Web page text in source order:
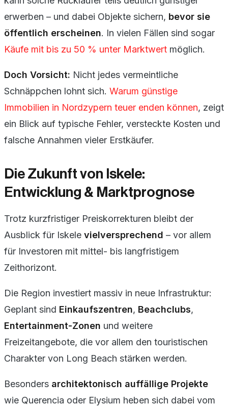
erwerben – und dabei Objekte sichern, bevor sie
öffentlich erscheinen. In vielen Fällen sind sogar
Käufe mit bis zu 50 % unter Marktwert möglich.
Doch Vorsicht: Nicht jedes vermeintliche
Schnäppchen lohnt sich. Warum günstige
Immobilien in Nordzypern teuer enden können, zeigt
ein Blick auf typische Fehler, versteckte Kosten und
falsche Annahmen vieler Erstkäufer.
Die Zukunft von Iskele:
Entwicklung & Marktprognose
Trotz kurzfristiger Preiskorrekturen bleibt der
Ausblick für Iskele vielversprechend – vor allem
für Investoren mit mittel- bis langfristigem
Zeithorizont.
Die Region investiert massiv in neue Infrastruktur:
Geplant sind Einkaufszentren, Beachclubs,
Entertainment-Zonen und weitere
Freizeitangebote, die vor allem den touristischen
Charakter von Long Beach stärken werden.
Besonders architektonisch auffällige Projekte
wie Querencia oder Elysium heben sich dabei vom